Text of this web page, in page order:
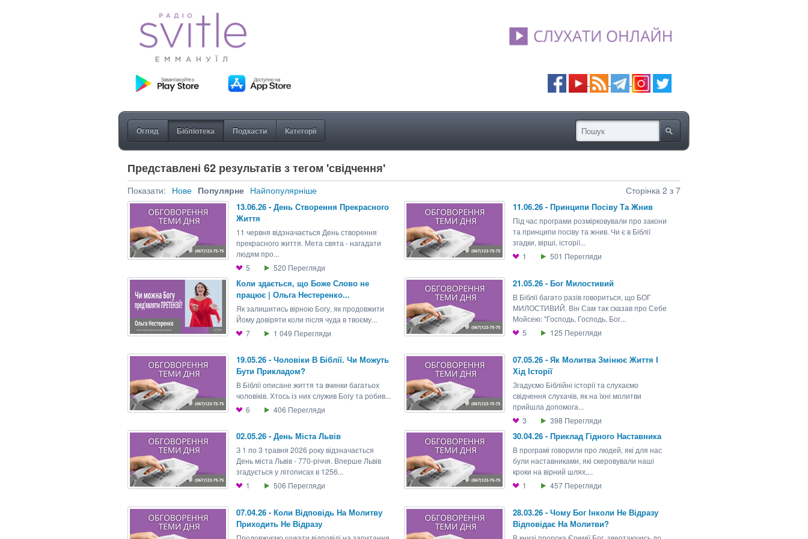
Огляд Бібліотека Подкасти Категорії
Представлені 62 результатів з тегом 'свідчення'
Показати: Нове Популярне Найпопулярніше Сторінка 2 з 7
13.06.26 - День Створення Прекрасного
Життя
11 червня відзначається День створення
прекрасного життя. Мета свята - нагадати
людям про...
5
520 Перегляди
11.06.26 - Принципи Посіву Та Жнив
Під час програми розмірковували про закони
та принципи посіву та жнив. Чи є в Біблії
згадки, вірші, історії...
1
501 Перегляди
Коли здається, що Боже Слово не
працює | Ольга Нестеренко...
Як залишитись вірною Богу, як продовжити
Йому довіряти коли після чуда в твоєму...
7
1 049 Перегляди
21.05.26 - Бог Милостивий
В Біблії багато разів говориться, що БОГ
МИЛОСТИВИЙ. Він Сам так сказав про Себе
Мойсею: "Господь, Господь, Бог...
5
125 Перегляди
19.05.26 - Чоловіки В Біблії. Чи Можуть
Бути Прикладом?
В Біблії описане життя та вчинки багатьох
чоловіків. Хтось із них служив Богу та робив...
6
406 Перегляди
07.05.26 - Як Молитва Змінює Життя І
Хід Історії
Згадуємо Біблійні історії та слухаємо
свідчення слухачів, як на їхні молитви
прийшла допомога...
3
398 Перегляди
02.05.26 - День Міста Львів
З 1 по 3 травня 2026 року відзначається
День міста Львів - 770-річчя. Вперше Львів
згадується у літописах в 1256...
1
506 Перегляди
30.04.26 - Приклад Гідного Наставника
В програмі говорили про людей, які для нас
були наставниками, які скеровували наші
кроки на вірний шлях,...
1
457 Перегляди
07.04.26 - Коли Відповідь На Молитву
Приходить Не Відразу
28.03.26 - Чому Бог Інколи Не Відразу
Відповідає На Молитви?